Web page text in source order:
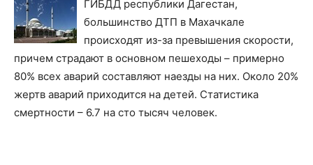
ГИБДД республики Дагестан,
большинство ДТП в Махачкале
происходят из-за превышения скорости,
причем страдают в основном пешеходы – примерно
80% всех аварий составляют наезды на них. Около 20%
жертв аварий приходится на детей. Статистика
смертности – 6.7 на сто тысяч человек.